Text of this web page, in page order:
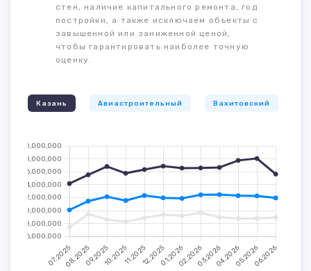
стен, наличие капитального ремонта, год
постройки, а также исключаем объекты с
завышенной или заниженной ценой,
чтобы гарантировать наиболее точную
оценку.
Казань Авиастроительный Вахитовский